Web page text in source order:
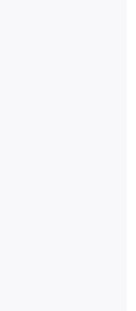
ministère
technique), exécuté
charges, elles sont
le dépôt des offres